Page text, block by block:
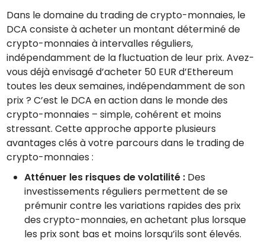
Dans le domaine du trading de crypto-monnaies, le
DCA consiste à acheter un montant déterminé de
crypto-monnaies à intervalles réguliers,
indépendamment de la fluctuation de leur prix. Avez-
vous déjà envisagé d’acheter 50 EUR d’Ethereum
toutes les deux semaines, indépendamment de son
prix ? C’est le DCA en action dans le monde des
crypto-monnaies – simple, cohérent et moins
stressant. Cette approche apporte plusieurs
avantages clés à votre parcours dans le trading de
crypto-monnaies :
Atténuer les risques de volatilité : Des
investissements réguliers permettent de se
prémunir contre les variations rapides des prix
des crypto-monnaies, en achetant plus lorsque
les prix sont bas et moins lorsqu’ils sont élevés.